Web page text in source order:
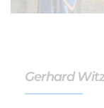
Gerhard